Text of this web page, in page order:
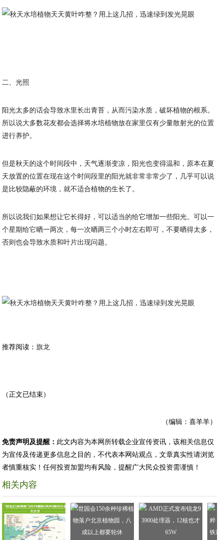
二、光照
阳光太多的话会导致水里长出青苔，从而污染水质，破坏植物的根系。
所以说大多数花友都会选择将水培植物放在家里仅有少量散射光的位置
进行养护。
但是秋天的这个时间段中，天气逐渐变凉，阳光也变得温和，原本在夏
天放置的位置在现在这个时间段里的阳光就非常非常少了，几乎可以说
是比较隐蔽的环境，就不适合植物的生长了。
所以说我们如果想让它长得好，可以适当的给它增加一些阳光。可以一
个星期给它晒一两次，每一次晒两三个小时左右即可，不要晒得太多，
否则也会导致水质和叶片出现问题。
推荐阅读：旗龙
（正文已结束）
（编辑：喜羊羊）
免责声明及提醒： 此文内容为本网所转载企业宣传资讯，该相关信息仅
为宣传及传递更多信息之目的，不代表本网站观点，文章真实性请浏览
者慎重核实！任何投资加盟均有风险，提醒广大民众投资需谨慎！
相关内容